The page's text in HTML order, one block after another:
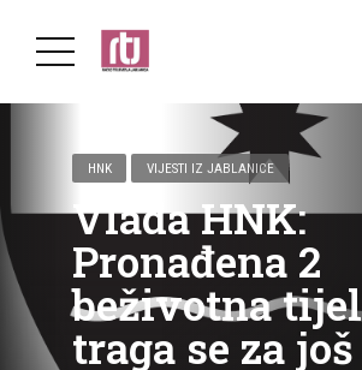
HNK VIJESTI IZ JABLANICE
Vlada HNK:
Pronađena 2
beživotna
traga se za još